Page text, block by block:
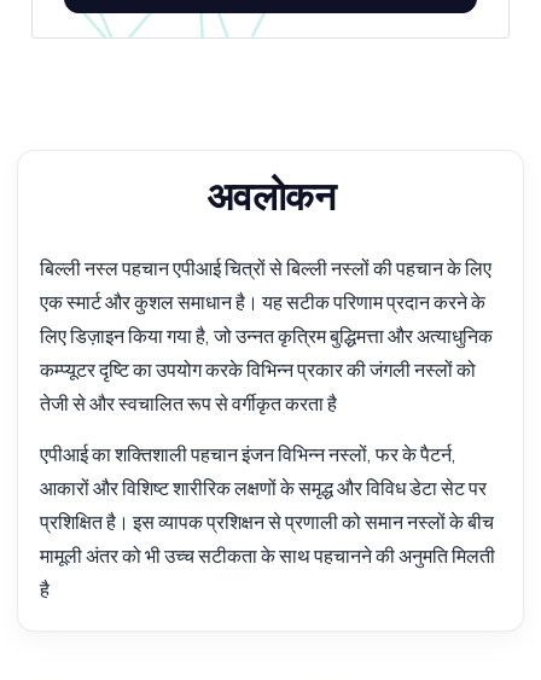
अवलोकन
बिल्ली नस्ल पहचान एपीआई चित्रों से बिल्ली नस्लों की पहचान के लिए
एक स्मार्ट और कुशल समाधान है। यह सटीक परिणाम प्रदान करने के
लिए डिज़ाइन किया गया है, जो उन्नत कृत्रिम बुद्धिमत्ता और अत्याधुनिक
कम्प्यूटर दृष्टि का उपयोग करके विभिन्न प्रकार की जंगली नस्लों को
तेजी से और स्वचालित रूप से वर्गीकृत करता है
एपीआई का शक्तिशाली पहचान इंजन विभिन्न नस्लों, फर के पैटर्न,
आकारों और विशिष्ट शारीरिक लक्षणों के समृद्ध और विविध डेटा सेट पर
प्रशिक्षित है। इस व्यापक प्रशिक्षन से प्रणाली को समान नस्लों के बीच
मामूली अंतर को भी उच्च सटीकता के साथ पहचानने की अनुमति मिलती
है